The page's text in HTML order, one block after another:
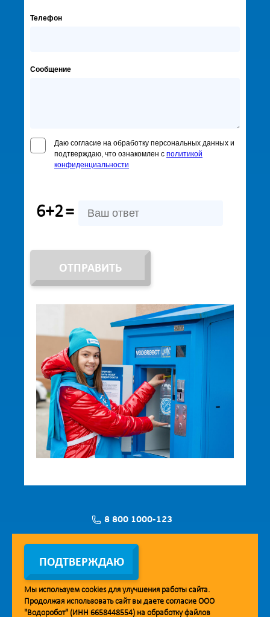
Телефон
Сообщение
Даю согласие на обработку персональных данных и
подтверждаю, что ознакомлен с политикой
конфиденциальности
6+2=
ОТПРАВИТЬ
8 800 1000-123
Заявка на установку
Мобильное приложение Vodorobot
ПОДТВЕРЖДАЮ
Мы используем cookiesдля улучшения работы сайта.
Продолжая использовать сайт вы даете согласие ООО
"Водоробот" (ИНН 6658448554) на обработку файлов